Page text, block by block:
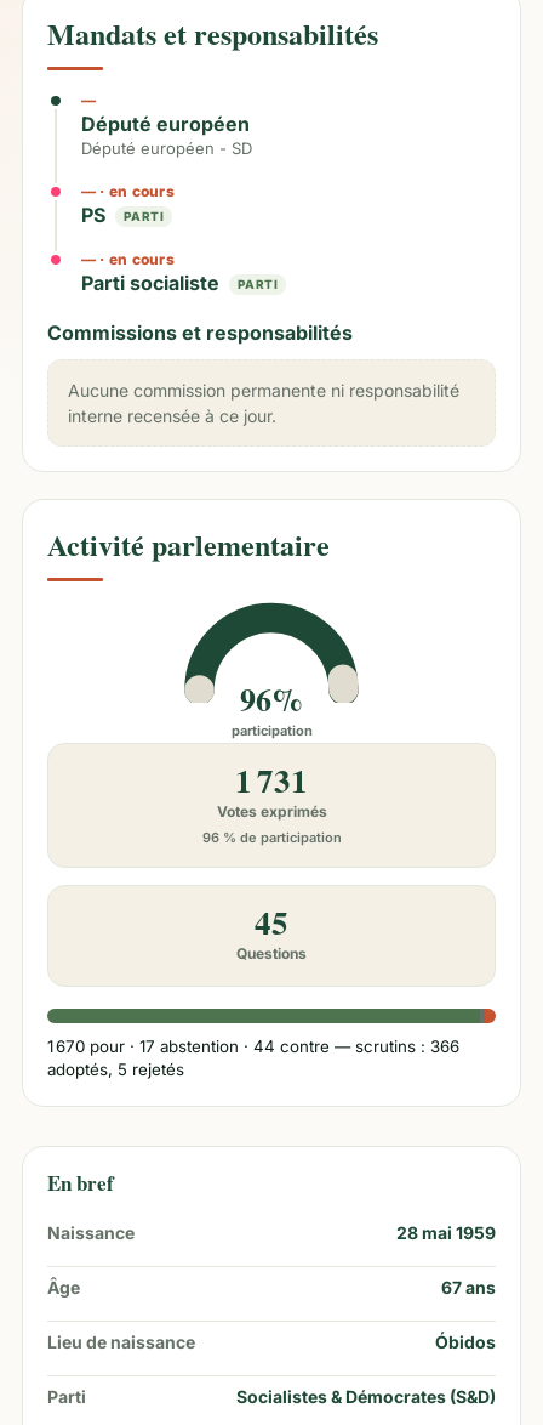
Mandats et responsabilités
—
Député européen
Député européen - SD
— · en cours
PS PARTI
— · en cours
Parti socialiste PARTI
Commissions et responsabilités
Aucune commission permanente ni responsabilité
interne recensée à ce jour.
Activité parlementaire
96%
participation
1 731
Votes exprimés
96 % de participation
45
Questions
1 670 pour · 17 abstention · 44 contre — scrutins : 366
adoptés, 5 rejetés
En bref
Naissance 28 mai 1959
Âge 67ans
Lieu de naissance Óbidos
Parti Socialistes & Démocrates (S&D)